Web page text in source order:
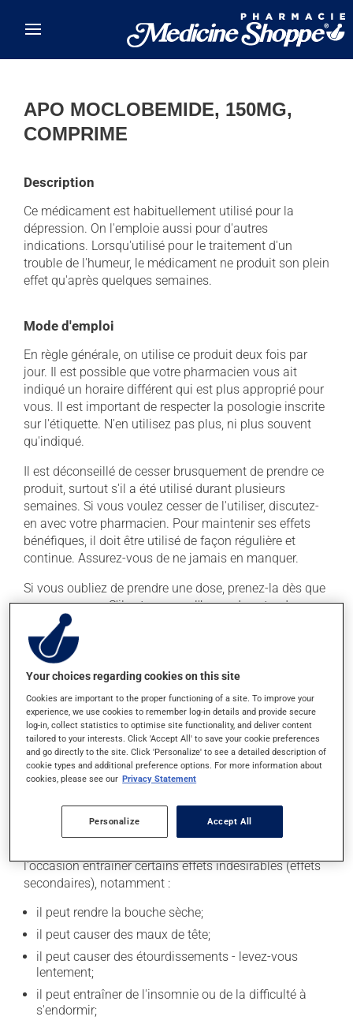
APO MOCLOBEMIDE, 150MG,
COMPRIME
Description
Ce médicament est habituellement utilisé pour la
dépression. On l'emploie aussi pour d'autres
indications. Lorsqu'utilisé pour le traitement d'un
trouble de l'humeur, le médicament ne produit son plein
effet qu'après quelques semaines.
Mode d'emploi
En règle générale, on utilise ce produit deux fois par
jour. Il est possible que votre pharmacien vous ait
indiqué un horaire différent qui est plus approprié pour
vous. Il est important de respecter la posologie inscrite
sur l'étiquette. N'en utilisez pas plus, ni plus souvent
qu'indiqué.
Il est déconseillé de cesser brusquement de prendre ce
produit, surtout s'il a été utilisé durant plusieurs
semaines. Si vous voulez cesser de l'utiliser, discutez-
en avec votre pharmacien. Pour maintenir ses effets
bénéfiques, il doit être utilisé de façon régulière et
continue. Assurez-vous de ne jamais en manquer.
Si vous oubliez de prendre une dose, prenez-la dès que
vous y pensez. S'il est presque l'heure de votre dose
suivante, laissez simplement tomber la dose oubliée.
Ne doublez pas la dose suivante pour tenter de vous
rattraper. Ce médicament doit être pris après un repas,
une fois celui-ci terminé.
La prise d'alcool peut augmenter l'effet de ce produit. Il
est donc recommandé d'en consommer avec
modération. Afin de savoir quelle quantité d'alcool
vous est permise, veuillez en discuter avec votre
pharmacien ou votre médecin.
Effets indésirables
l'occasion entraîner certains effets indésirables (effets
secondaires), notamment :
il peut rendre la bouche sèche;
il peut causer des maux de tête;
il peut causer des étourdissements - levez-vous
lentement;
il peut entraîner de l'insomnie ou de la difficulté à
s'endormir;
Your choices regarding cookies on this site
Cookies are important to the proper functioning of a site. To improve your
experience, we use cookies to remember log-in details and provide secure
log-in, collect statistics to optimise site functionality, and deliver content
tailored to your interests. Click 'Accept All' to save your cookie preferences
and go directly to the site. Click 'Personalize' to see a detailed description of
cookie types and additional preference options. For more information about
cookies, please see our Privacy Statement
Personalize Accept All